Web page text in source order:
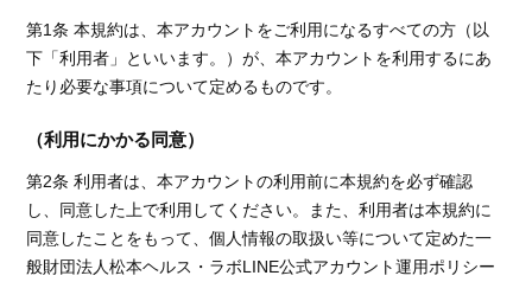
第1条 本規約は、本アカウントをご利用になるすべての方（以
下「利用者」といいます。）が、本アカウントを利用するにあ
たり必要な事項について定めるものです。
（利用にかかる同意）
第2条 利用者は、本アカウントの利用前に本規約を必ず確認
し、同意した上で利用してください。また、利用者は本規約に
同意したことをもって、個人情報の取扱い等について定めた一
般財団法人松本ヘルス・ラボLINE公式アカウント運用ポリシー